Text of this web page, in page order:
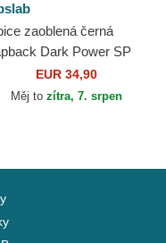
zaoblená černá
Dark Power SP
Zloba Disney Capslab
EUR 34,90
Měj to zítra, 7. srpen